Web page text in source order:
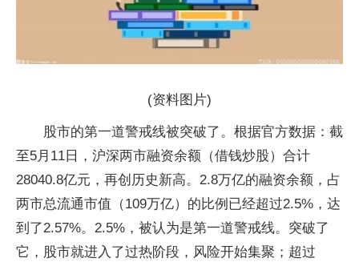
(资料图片)
股市的第一道警戒线被突破了。根据官方数据：截
至5月11日，沪深两市融资余额（借钱炒股）合计
28040.8亿元，再创历史新高。2.8万亿的融资余额，占
两市总流通市值（109万亿）的比例已经超过2.5%，达
到了2.57%。2.5%，被认为是第一道警戒线。突破了
它，股市就进入了过热阶段，风险开始集聚；超过